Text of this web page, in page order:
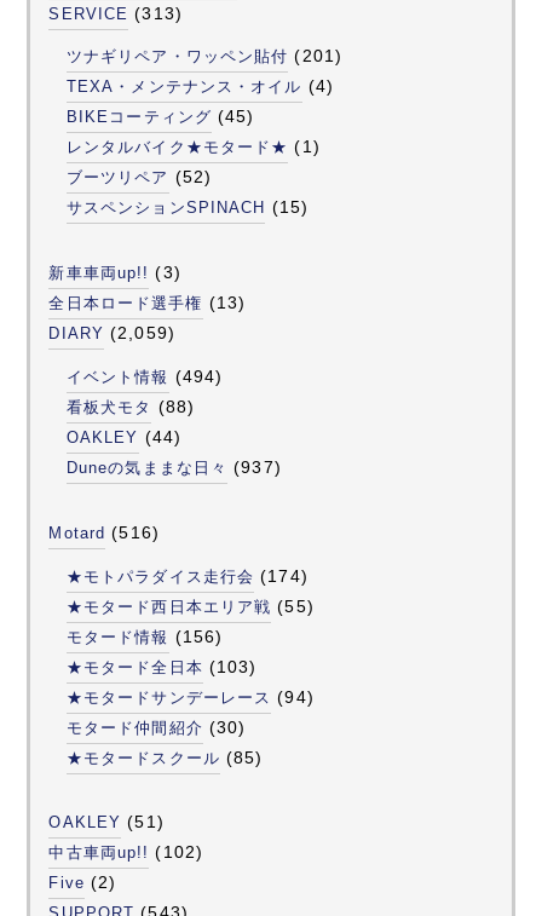
SERVICE (313)
ツナギリペア・ワッペン貼付 (201)
TEXA・メンテナンス・オイル (4)
BIKEコーティング (45)
レンタルバイク★モタード★ (1)
ブーツリペア (52)
サスペンションSPINACH (15)
新車車両up!! (3)
全日本ロード選手権 (13)
DIARY (2,059)
イベント情報 (494)
看板犬モタ (88)
OAKLEY (44)
Duneの気ままな日々 (937)
Motard (516)
★モトパラダイス走行会 (174)
★モタード西日本エリア戦 (55)
モタード情報 (156)
★モタード全日本 (103)
★モタードサンデーレース (94)
モタード仲間紹介 (30)
★モタードスクール (85)
OAKLEY (51)
中古車両up!! (102)
Five (2)